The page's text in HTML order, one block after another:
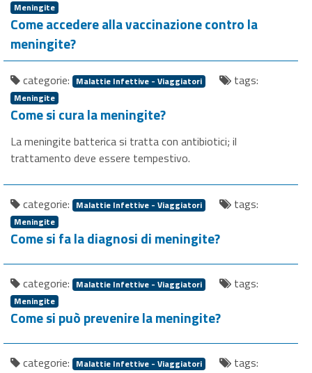
Meningite
Come accedere alla vaccinazione contro la
meningite?
categorie: Malattie Infettive - Viaggiatori tags:
Meningite
Come si cura la meningite?
La meningite batterica si tratta con antibiotici; il
trattamento deve essere tempestivo.
categorie: Malattie Infettive - Viaggiatori tags:
Meningite
Come si fa la diagnosi di meningite?
categorie: Malattie Infettive - Viaggiatori tags:
Meningite
Come si può prevenire la meningite?
categorie: Malattie Infettive - Viaggiatori tags: